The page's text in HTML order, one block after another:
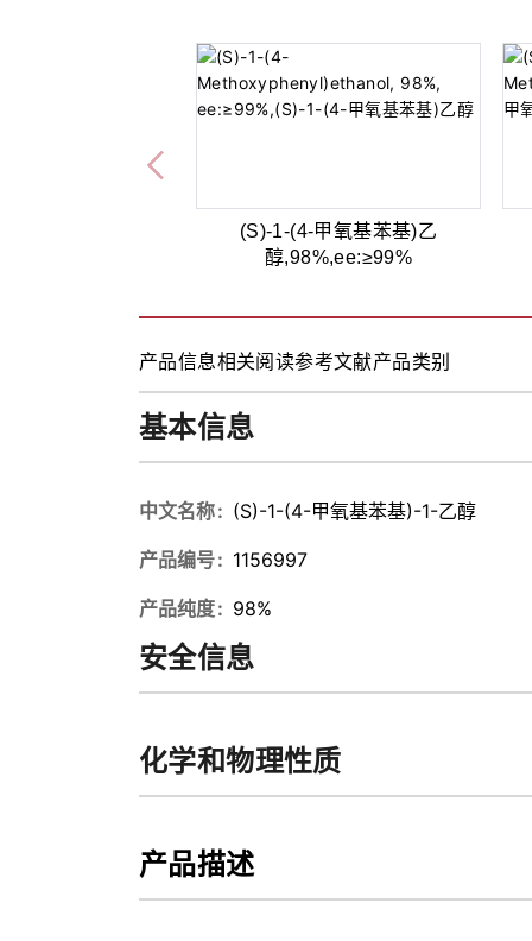
(S)-1-(4-甲氧基苯基)乙
醇,98%,ee:≥99%
产品信息相关阅读参考文献产品类别
基本信息
中文名称 (S)-1-(4-甲氧基苯基)-1-乙醇
产品编号 1156997
产品纯度 98%
安全信息
化学和物理性质
产品描述